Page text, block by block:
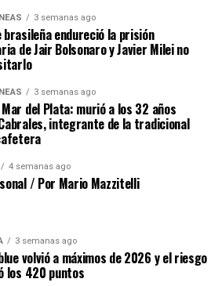
3 semanas ago
brasileña endureció la prisión
de Jair Bolsonaro y Javier Milei no
3 semanas ago
del Plata: murió a los 32 años
integrante de la tradicional
4 semanas ago
/ Por Mario Mazzitelli
3 semanas ago
volvió a máximos de 2026 y el riesgo
los 420 puntos